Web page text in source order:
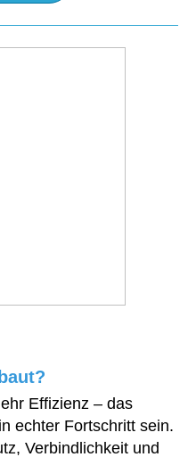
Effizienz – das
echter Fortschritt sein.
Verbindlichkeit und